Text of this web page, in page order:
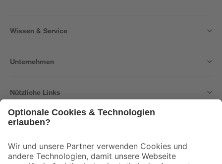
Wissen & Service
Unternehmen
Nützliche Links
Der toom Newsletter: Keine Angebote und Aktionen mehr verpassen!